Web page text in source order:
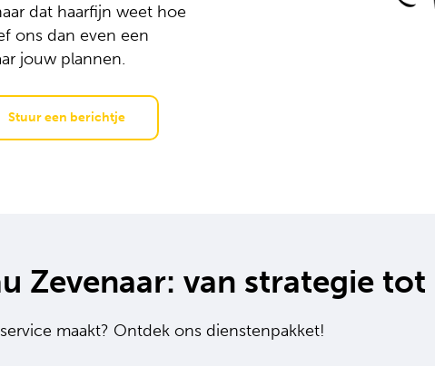
dat haarfijn weet hoe
ons dan even een
jouw plannen.
Stuur een berichtje
Zevenaar: van strategie tot
maakt? Ontdek ons dienstenpakket!